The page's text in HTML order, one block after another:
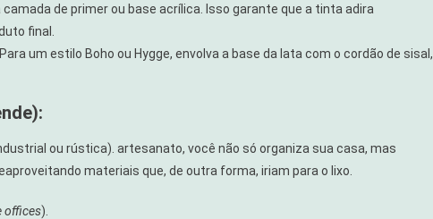
de primer ou base acrílica. Isso garante que a tinta adira
final.
um estilo Boho ou Hygge, envolva a base da lata com o cordão de sisal,
ou rústica). artesanato, você não só organiza sua casa, mas
materiais que, de outra forma, iriam para o lixo.
offices).